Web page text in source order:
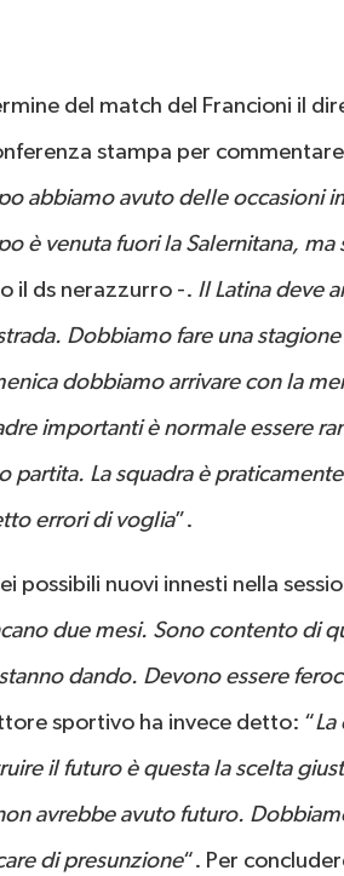
del match del Francioni il
stampa per
abbiamo avuto delle occasioni
è venuta fuori la Salernitana,
il ds nerazzurro -. Il Latina deve
Dobbiamo fare una
dobbiamo arrivare con la
importanti è normale essere
partita. La squadra è
errori di voglia”.
possibili nuovi innesti nella
due mesi. Sono contento di
dando. Devono essere
sportivo ha invece detto: “La
il futuro è questa la scelta
avrebbe avuto futuro.
di presunzione“. Per